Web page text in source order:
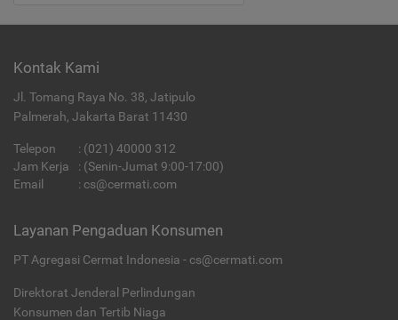
Kontak Kami
Jl. Tomang Raya No. 38, Jatipulo
Palmerah, Jakarta Barat 11430
Telepon : (021) 40000 312
Jam Kerja
: (Senin-Jumat 9:00-17:00)
Email
: cs@cermati.com
Layanan Pengaduan Konsumen
PT Agregasi Cermat Indonesia - cs@cermati.com
Direktorat Jenderal Perlindungan
Konsumen dan Tertib Niaga